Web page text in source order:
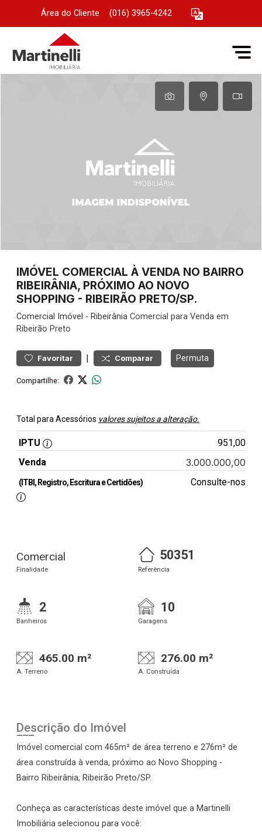
Área do Cliente (016) 3965-4242
IMÓVEL COMERCIAL À VENDA NO BAIRRO
RIBEIRÂNIA, PRÓXIMO AO NOVO
SHOPPING - RIBEIRÃO PRETO/SP.
Comercial Imóvel - Ribeirânia Comercial para Venda em
Ribeirão Preto
Favoritar | Comparar Permuta
Compartilhe:
Total para Acessórios valores sujeitos a alteração.
IPTU
951,00
Venda
3.000.000,00
(ITBI, Registro, Escritura e Certidões) Consulte-nos
Comercial
Finalidade
50351
Referência
2
Banheiros
10
Garagens
465.00 m²
A. Terreno
276.00 m²
A. Construída
Descrição do Imóvel
Imóvel comercial com 465m² de área terreno e 276m² de
área construída à venda, próximo ao Novo Shopping -
Bairro Ribeirânia, Ribeirão Preto/SP.
Conheça as características deste imóvel que a Martinelli
Imobiliária selecionou para você: